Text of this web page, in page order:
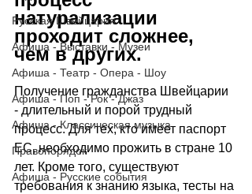
Русская Швейцария
Афиша - Выставки - Музеи
Афиша - Театр - Опера - Шоу
Афиша - Поп - Рок - Джаз
Афиша - Классическая музыка
Правопорядок
Афиша - Русские события
натурализации
проходит сложнее,
чем в других.
Получение гражданства Швейцарии
- длительный и порой трудный
процесс. Для тех, кто имеет паспорт
ЕС, необходимо прожить в стране 10
лет. Кроме того, существуют
требования к знанию языка, тесты на